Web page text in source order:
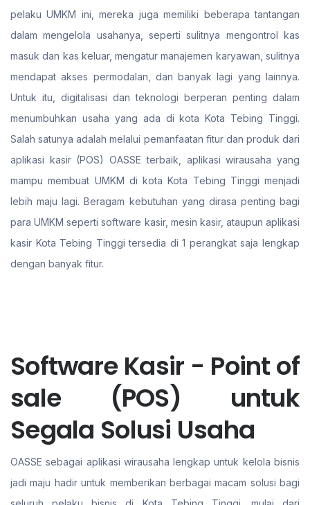
pelaku UMKM ini, mereka juga memiliki beberapa tantangan
dalam mengelola usahanya, seperti sulitnya mengontrol kas
masuk dan kas keluar, mengatur manajemen karyawan, sulitnya
mendapat akses permodalan, dan banyak lagi yang lainnya.
Untuk itu, digitalisasi dan teknologi berperan penting dalam
menumbuhkan usaha yang ada di kota Kota Tebing Tinggi.
Salah satunya adalah melalui pemanfaatan fitur dan produk dari
aplikasi kasir (POS) OASSE terbaik, aplikasi wirausaha yang
mampu membuat UMKM di kota Kota Tebing Tinggi menjadi
lebih maju lagi. Beragam kebutuhan yang dirasa penting bagi
para UMKM seperti software kasir, mesin kasir, ataupun aplikasi
kasir Kota Tebing Tinggi tersedia di 1 perangkat saja lengkap
dengan banyak fitur.
Software Kasir - Point of
sale (POS) untuk
Segala Solusi Usaha
OASSE sebagai aplikasi wirausaha lengkap untuk kelola bisnis
jadi maju hadir untuk memberikan berbagai macam solusi bagi